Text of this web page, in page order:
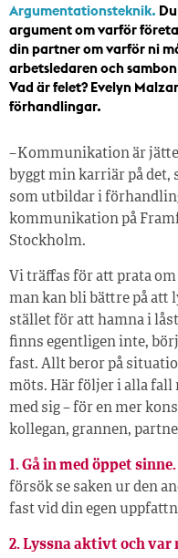
Argumentationsteknik.
argument om varför
din partner om varför ni
arbetsledaren och
Vad är felet? Evelyn
förhandlingar.
– Kommunikation är
byggt min karriär på det,
som utbildar i
kommunikation på
Stockholm.
Vi träffas för att prata
man kan bli bättre på att
stället för att hamna i
finns egentligen inte,
fast. Allt beror på
möts. Här följer i alla fall
med sig – för en mer
kollegan, grannen,
1. Gå in med öppet sinne.
försök se saken ur den
fast vid din egen
2. Lyssna aktivt och var